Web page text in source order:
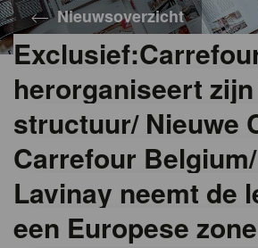
Nieuwsoverzicht
herorganiseert
structuur/ Nieuwe
Carrefour
Lavinay neemt de
een Europese